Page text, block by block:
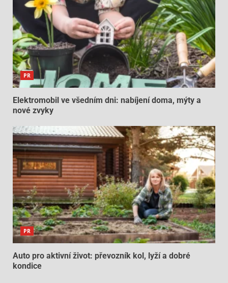
PR
Elektromobil ve všedním dni: nabíjení doma, mýty a
nové zvyky
PR
Auto pro aktivní život: převozník kol, lyží a dobré
kondice